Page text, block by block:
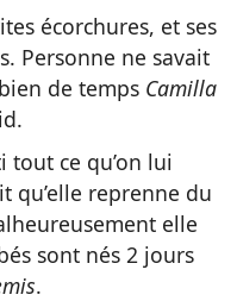
écorchures, et ses
Personne ne savait
de temps Camilla
ce qu’on lui
qu’elle reprenne du
elle
sont nés 2 jours
.